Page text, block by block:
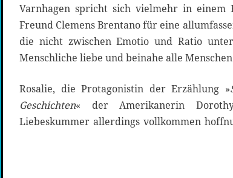
Varnhagen spricht sich vielmehr in
Freund Clemens Brentano für eine
die nicht zwischen Emotio und Ratio
Menschliche liebe und beinahe alle
Rosalie, die Protagonistin der Erzählung »
Geschichten« der Amerikanerin
Liebeskummer allerdings vollkommen